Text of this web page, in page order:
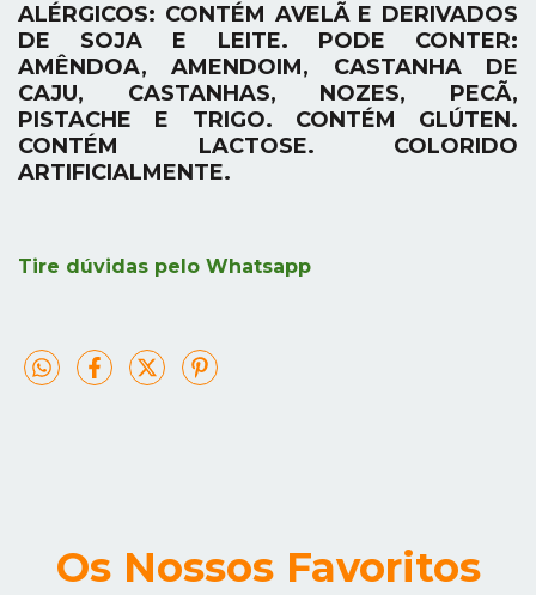
ALÉRGICOS: CONTÉM AVELÃ E DERIVADOS
DE SOJA E LEITE. PODE CONTER:
AMÊNDOA, AMENDOIM, CASTANHA DE
CAJU, CASTANHAS, NOZES, PECÃ,
PISTACHE E TRIGO. CONTÉM GLÚTEN.
CONTÉM LACTOSE. COLORIDO
ARTIFICIALMENTE.
Tire dúvidas pelo Whatsapp
Os Nossos Favoritos